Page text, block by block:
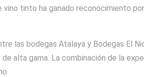
tinto ha ganado reconocimiento
las bodegas Atalaya y Bodegas El
alta gama. La combinación de la